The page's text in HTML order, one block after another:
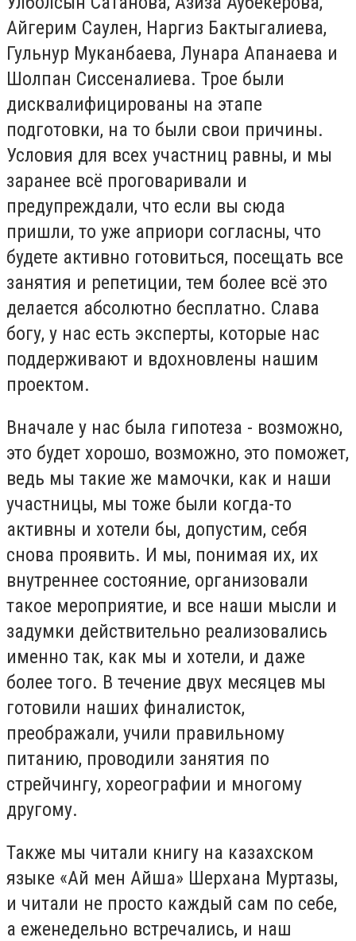
Айгерим Саулен, Наргиз Бактыгалиева,
Гульнур Муканбаева, Лунара Апанаева и
Шолпан Сиссеналиева. Трое были
дисквалифицированы на этапе
подготовки, на то были свои причины.
Условия для всех участниц равны, и мы
заранее всё проговаривали и
предупреждали, что если вы сюда
пришли, то уже априори согласны, что
будете активно готовиться, посещать все
занятия и репетиции, тем более всё это
делается абсолютно бесплатно. Слава
богу, у нас есть эксперты, которые нас
поддерживают и вдохновлены нашим
проектом.
Вначале у нас была гипотеза - возможно,
это будет хорошо, возможно, это поможет,
ведь мы такие же мамочки, как и наши
участницы, мы тоже были когда-то
активны и хотели бы, допустим, себя
снова проявить. И мы, понимая их, их
внутреннее состояние, организовали
такое мероприятие, и все наши мысли и
задумки действительно реализовались
именно так, как мы и хотели, и даже
более того. В течение двух месяцев мы
готовили наших финалисток,
преображали, учили правильному
питанию, проводили занятия по
стрейчингу, хореографии и многому
другому.
Также мы читали книгу на казахском
языке «Ай мен Айша» Шерхана Муртазы,
и читали не просто каждый сам по себе,
а еженедельно встречались, и наш